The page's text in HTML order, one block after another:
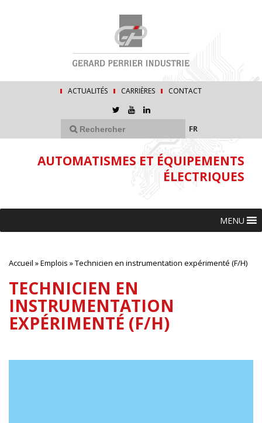
ACTUALITÉS CARRIÈRES CONTACT
FR
AUTOMATISMES ET ÉQUIPEMENTS
ÉLECTRIQUES
MENU
Accueil »Emplois »Technicien en instrumentation expérimenté (F/H)
TECHNICIEN EN
INSTRUMENTATION
EXPÉRIMENTÉ (F/H)